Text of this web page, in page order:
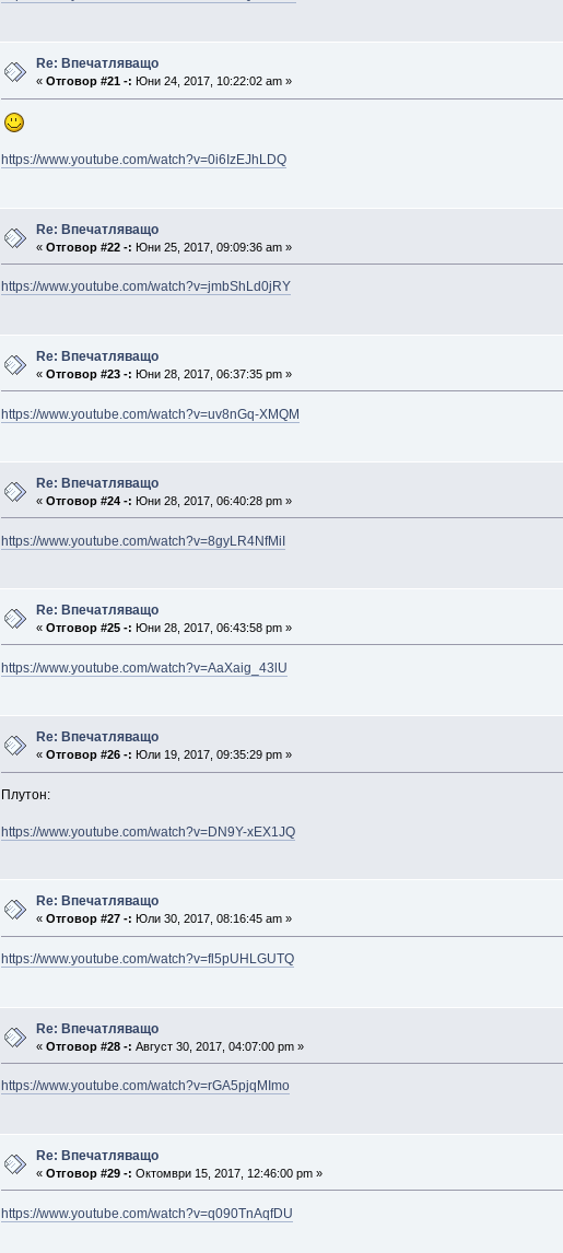
Re: Впечатляващо
«Отговор #21 -: Юни 24, 2017, 10:22:02 am »
https://www.youtube.com/watch?v=0i6IzEJhLDQ
Re: Впечатляващо
«Отговор #22 -: Юни 25, 2017, 09:09:36 am »
https://www.youtube.com/watch?v=jmbShLd0jRY
Re: Впечатляващо
«Отговор #23 -: Юни 28, 2017, 06:37:35 pm »
https://www.youtube.com/watch?v=uv8nGq-XMQM
Re: Впечатляващо
«Отговор #24 -: Юни 28, 2017, 06:40:28 pm »
https://www.youtube.com/watch?v=8gyLR4NfMiI
Re: Впечатляващо
«Отговор #25 -: Юни 28, 2017, 06:43:58 pm »
https://www.youtube.com/watch?v=AaXaig_43lU
Re: Впечатляващо
«Отговор #26 -: Юли 19, 2017, 09:35:29 pm »
Плутон:
https://www.youtube.com/watch?v=DN9Y-xEX1JQ
Re: Впечатляващо
«Отговор #27 -: Юли 30, 2017, 08:16:45 am »
https://www.youtube.com/watch?v=fl5pUHLGUTQ
Re: Впечатляващо
«Отговор #28 -: Август 30, 2017, 04:07:00 pm »
https://www.youtube.com/watch?v=rGA5pjqMImo
Re: Впечатляващо
«Отговор #29 -: Октомври 15, 2017, 12:46:00 pm »
https://www.youtube.com/watch?v=q090TnAqfDU